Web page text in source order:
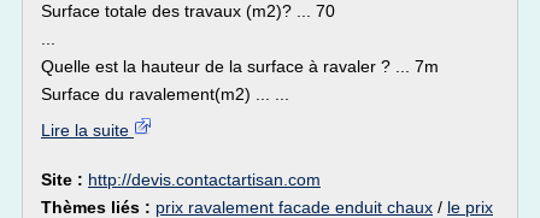
Surface totale des travaux (m2)? ... 70
Quelle est la hauteur de la surface à ravaler ? ... 7m
Surface du ravalement(m2) ... ...
Lire la suite
Site : http://devis.contactartisan.com
Thèmes liés : prix ravalement facade enduit chaux / le prix